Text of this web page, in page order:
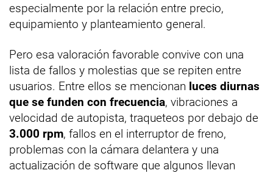
especialmente por la relación entre precio,
equipamiento y planteamiento general.
Pero esa valoración favorable convive con una
lista de fallos y molestias que se repiten entre
usuarios. Entre ellos se mencionan luces diurnas
que se funden con frecuencia, vibraciones a
velocidad de autopista, traqueteos por debajo de
3.000 rpm, fallos en el interruptor de freno,
problemas con la cámara delantera y una
actualización de software que algunos llevan